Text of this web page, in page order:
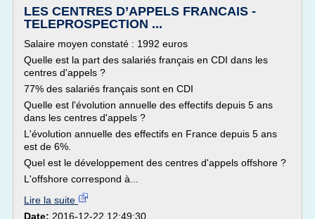
LES CENTRES D’APPELS FRANCAIS -
TELEPROSPECTION ...
Salaire moyen constaté : 1992 euros
Quelle est la part des salariés français en CDI dans les
centres d'appels ?
77% des salariés français sont en CDI
Quelle est l'évolution annuelle des effectifs depuis 5 ans
dans les centres d'appels ?
L'évolution annuelle des effectifs en France depuis 5 ans
est de 6%.
Quel est le développement des centres d'appels offshore ?
L'offshore correspond à...
Lire la suite
Date: 2016-12-22 12:49:30